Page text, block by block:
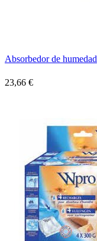
Absorbedor de humedad
23,66 €